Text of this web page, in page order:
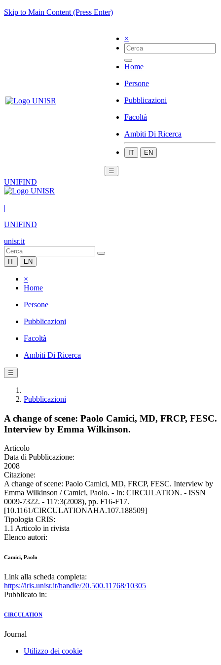
Skip to Main Content (Press Enter)
×
Home
Persone
Pubblicazioni
Facoltà
Ambiti Di Ricerca
IT EN
☰
UNIFIND
|
UNIFIND
unisr.it
IT EN
×
Home
Persone
Pubblicazioni
Facoltà
Ambiti Di Ricerca
☰
Pubblicazioni
A change of scene: Paolo Camici, MD, FRCP, FESC.
Interview by Emma Wilkinson.
Articolo
Data di Pubblicazione:
2008
Citazione:
A change of scene: Paolo Camici, MD, FRCP, FESC. Interview by
Emma Wilkinson / Camici, Paolo. - In: CIRCULATION. - ISSN
0009-7322. - 117:3(2008), pp. F16-F17.
[10.1161/CIRCULATIONAHA.107.188509]
Tipologia CRIS:
1.1 Articolo in rivista
Elenco autori:
Camici, Paolo
Link alla scheda completa:
https://iris.unisr.it/handle/20.500.11768/10305
Pubblicato in:
CIRCULATION
Journal
Utilizzo dei cookie